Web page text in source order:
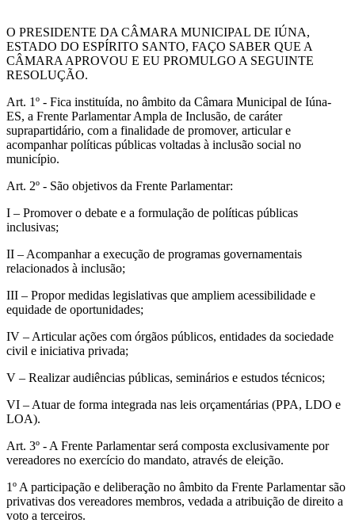
O PRESIDENTE DA CÂMARA MUNICIPAL DE IÚNA,
ESTADO DO ESPÍRITO SANTO, FAÇO SABER QUE A
CÂMARA APROVOU E EU PROMULGO A SEGUINTE
RESOLUÇÃO.
Art. 1º - Fica instituída, no âmbito da Câmara Municipal de Iúna-
ES, a Frente Parlamentar Ampla de Inclusão, de caráter
suprapartidário, com a finalidade de promover, articular e
acompanhar políticas públicas voltadas à inclusão social no
município.
Art. 2º - São objetivos da Frente Parlamentar:
I – Promover o debate e a formulação de políticas públicas
inclusivas;
II – Acompanhar a execução de programas governamentais
relacionados à inclusão;
III – Propor medidas legislativas que ampliem acessibilidade e
equidade de oportunidades;
IV – Articular ações com órgãos públicos, entidades da sociedade
civil e iniciativa privada;
V – Realizar audiências públicas, seminários e estudos técnicos;
VI – Atuar de forma integrada nas leis orçamentárias (PPA, LDO e
LOA).
Art. 3º - A Frente Parlamentar será composta exclusivamente por
vereadores no exercício do mandato, através de eleição.
1º A participação e deliberação no âmbito da Frente Parlamentar são
privativas dos vereadores membros, vedada a atribuição de direito a
voto a terceiros.